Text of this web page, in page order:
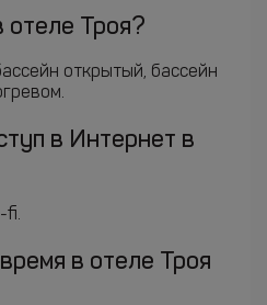
отеле Троя?
открытый, бассейн
в Интернет в
fi.
в отеле Троя